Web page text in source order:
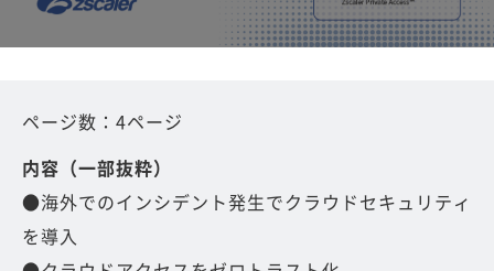
ページ数：4ページ
内容（一部抜粋）
●海外でのインシデント発生でクラウドセキュリティ
を導入